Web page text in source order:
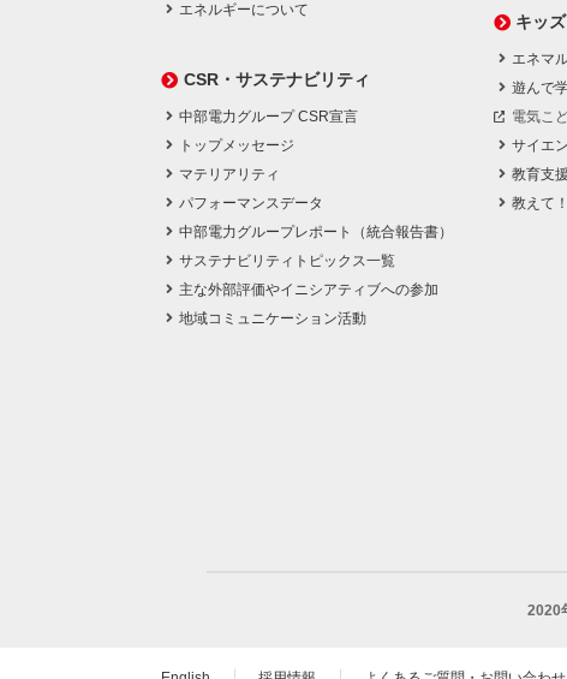
エネルギーについて
CSR・サステナビリティ
中部電力グループ CSR宣言
トップメッセージ
マテリアリティ
パフォーマンスデータ
中部電力グループレポート（統合報告書）
サステナビリティトピックス一覧
主な外部評価やイニシアティブへの参加
地域コミュニケーション活動
キッ
エネマ
遊んで
電気こ
サイエ
教育支
教えて
2020